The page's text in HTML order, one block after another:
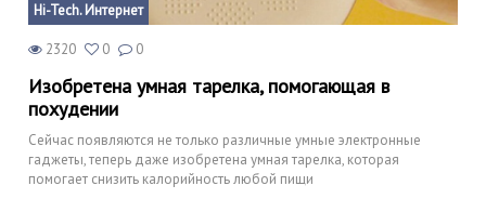
Hi-Tech. Интернет
2320 0 0
Изобретена умная тарелка, помогающая в
похудении
Сейчас появляются не только различные умные электронные
гаджеты, теперь даже изобретена умная тарелка, которая
помогает снизить калорийность любой пищи